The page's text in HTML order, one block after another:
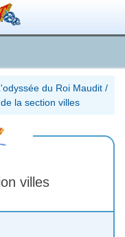
du Roi Maudit /
la section villes
villes